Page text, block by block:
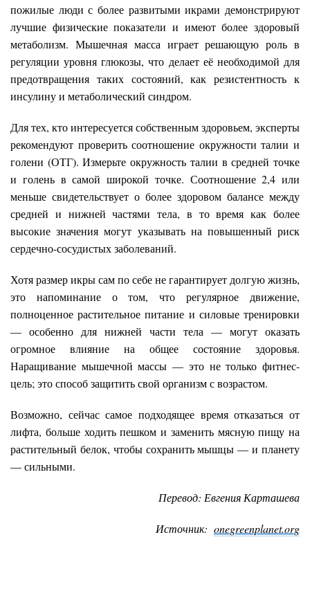
пожилые люди с более развитыми икрами демонстрируют
лучшие физические показатели и имеют более здоровый
метаболизм. Мышечная масса играет решающую роль в
регуляции уровня глюкозы, что делает её необходимой для
предотвращения таких состояний, как резистентность к
инсулину и метаболический синдром.
Для тех, кто интересуется собственным здоровьем, эксперты
рекомендуют проверить соотношение окружности талии и
голени (ОТГ). Измерьте окружность талии в средней точке
и голень в самой широкой точке. Соотношение 2,4 или
меньше свидетельствует о более здоровом балансе между
средней и нижней частями тела, в то время как более
высокие значения могут указывать на повышенный риск
сердечно-сосудистых заболеваний.
Хотя размер икры сам по себе не гарантирует долгую жизнь,
это напоминание о том, что регулярное движение,
полноценное растительное питание и силовые тренировки
— особенно для нижней части тела — могут оказать
огромное влияние на общее состояние здоровья.
Наращивание мышечной массы — это не только фитнес-
цель; это способ защитить свой организм с возрастом.
Возможно, сейчас самое подходящее время отказаться от
лифта, больше ходить пешком и заменить мясную пищу на
растительный белок, чтобы сохранить мышцы — и планету
— сильными.
Перевод: Евгения Карташева
Источник: onegreenplanet.org